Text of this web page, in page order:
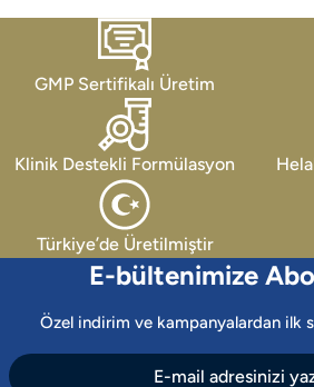
GMP Sertifikalı Üretim
Klinik Destekli Formülasyon
Türkiye’de Üretilmiştir
E-bültenimize
Özel indirim ve kampanyalardan ilk